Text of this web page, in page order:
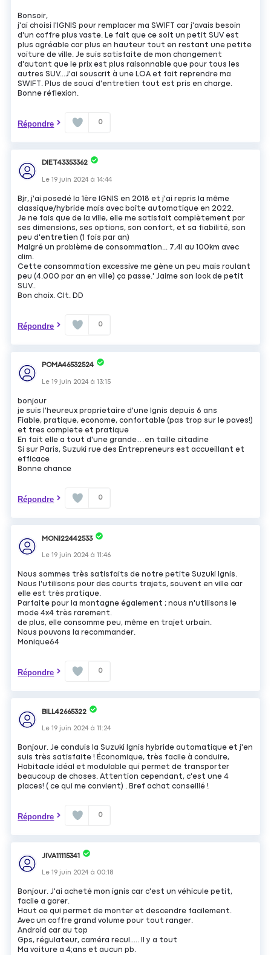
Bonsoir,
j'ai choisi l'IGNIS pour remplacer ma SWIFT car j'avais besoin
d'un coffre plus vaste. Le fait que ce soit un petit SUV est
plus agréable car plus en hauteur tout en restant une petite
voiture de ville. Je suis satisfaite de mon changement
d'autant que le prix est plus raisonnable que pour tous les
autres SUV...J'ai souscrit à une LOA et fait reprendre ma
SWIFT. Plus de souci d'entretien tout est pris en charge.
Bonne réflexion.
Répondre 0
DIET43353362
Le19 juin 2024 à14:44
Bjr, j'ai posedé la 1ère IGNIS en 2018 et j'ai repris la même
classique/hybride mais avec boîte automatique en 2022.
Je ne fais que de la ville, elle me satisfait complètement par
ses dimensions, ses options, son confort, et sa fiabilité, son
peu d'entretien (1 fois par an)
Malgré un problème de consommation... 7,4l au 100km avec
clim.
Cette consommation excessive me gène un peu mais roulant
peu (4.000 par an en ville) ça passe.' Jaime son look de petit
SUV..
Bon choix. Clt. DD
Répondre 0
POMA46532524
Le19 juin 2024 à13:15
bonjour
je suis l'heureux proprietaire d'une Ignis depuis 6 ans
Fiable, pratique, econome, confortable (pas trop sur le paves!)
et tres complete et pratique
En fait elle a tout d'une grande…en taille citadine
Si sur Paris, Suzuki rue des Entrepreneurs est accueillant et
efficace
Bonne chance
Répondre 0
MONI22442533
Le19 juin 2024 à11:46
Nous sommes très satisfaits de notre petite Suzuki Ignis.
Nous l'utilisons pour des courts trajets, souvent en ville car
elle est très pratique.
Parfaite pour la montagne également ; nous n'utilisons le
mode 4x4 très rarement.
de plus, elle consomme peu, même en trajet urbain.
Nous pouvons la recommander.
Monique64
Répondre 0
BILL42665322
Le19 juin 2024 à11:24
Bonjour. Je conduis la Suzuki Ignis hybride automatique et j'en
suis très satisfaite ! Économique, très facile à conduire,
Habitacle idéal et modulable qui permet de transporter
beaucoup de choses. Attention cependant, c'est une 4
places! ( ce qui me convient) . Bref achat conseillé !
Répondre 0
JIVA11115341
Le19 juin 2024 à 00:18
Bonjour. J'ai acheté mon ignis car c'est un véhicule petit,
facile a garer.
Haut ce qui permet de monter et descendre facilement.
Avec un coffre grand volume pour tout ranger.
Android car au top
Gps, régulateur, caméra recul..... Il y a tout
Ma voiture a 4;ans et aucun pb.